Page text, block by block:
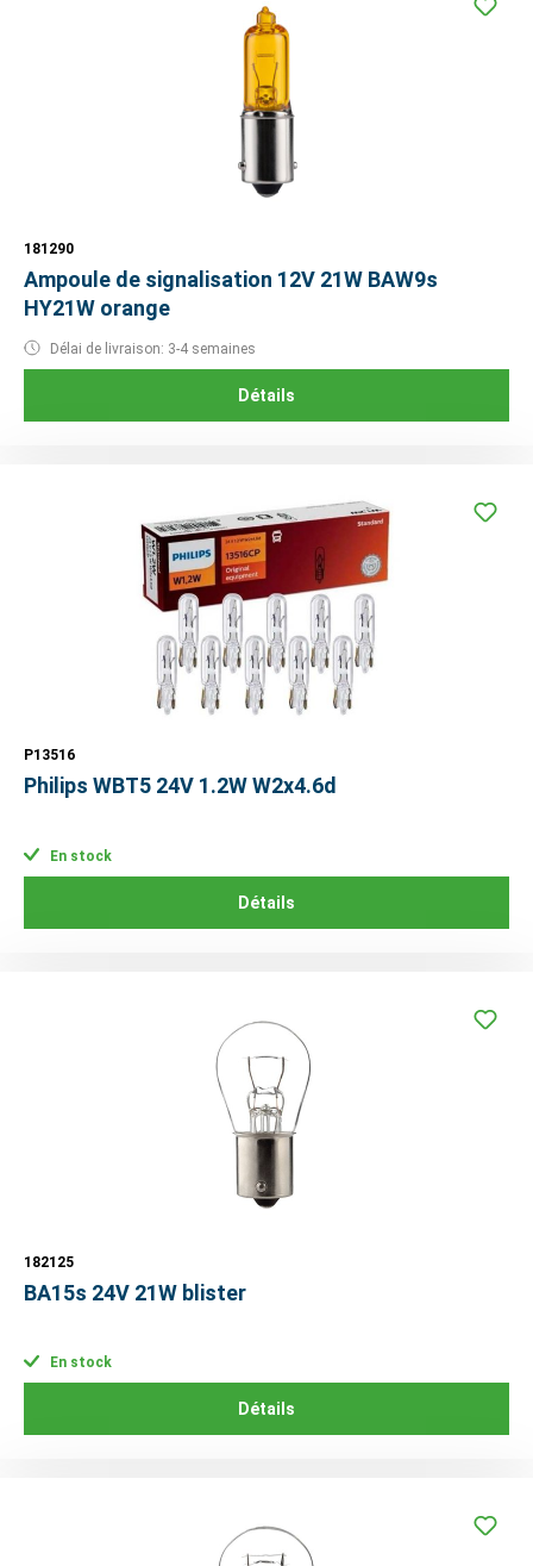
181290
Ampoule de signalisation 12V 21W BAW9s
HY21W orange
Délai de livraison: 3-4 semaines
Détails
P13516
Philips WBT5 24V 1.2W W2x4.6d
En stock
Détails
182125
BA15s 24V 21W blister
En stock
Détails